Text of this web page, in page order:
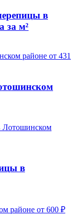
в
за м²
от 431
в
от 600 ₽